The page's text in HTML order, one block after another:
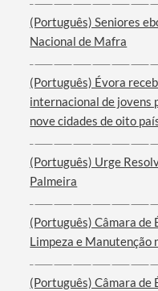
(Português) Seniores
Nacional de Mafra
(Português) Évora
internacional de jovens
nove cidades de oito
(Português) Urge
Palmeira
(Português) Câmara de
Limpeza e Manutenção
(Português) Câmara de